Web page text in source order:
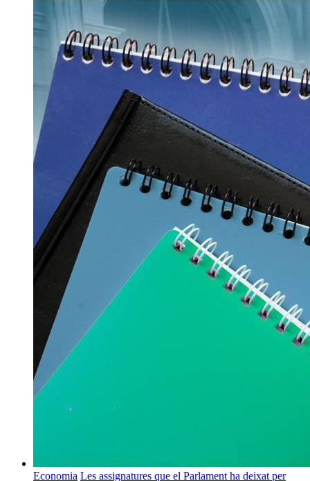
Economia Les assignatures que el Parlament ha deixat per